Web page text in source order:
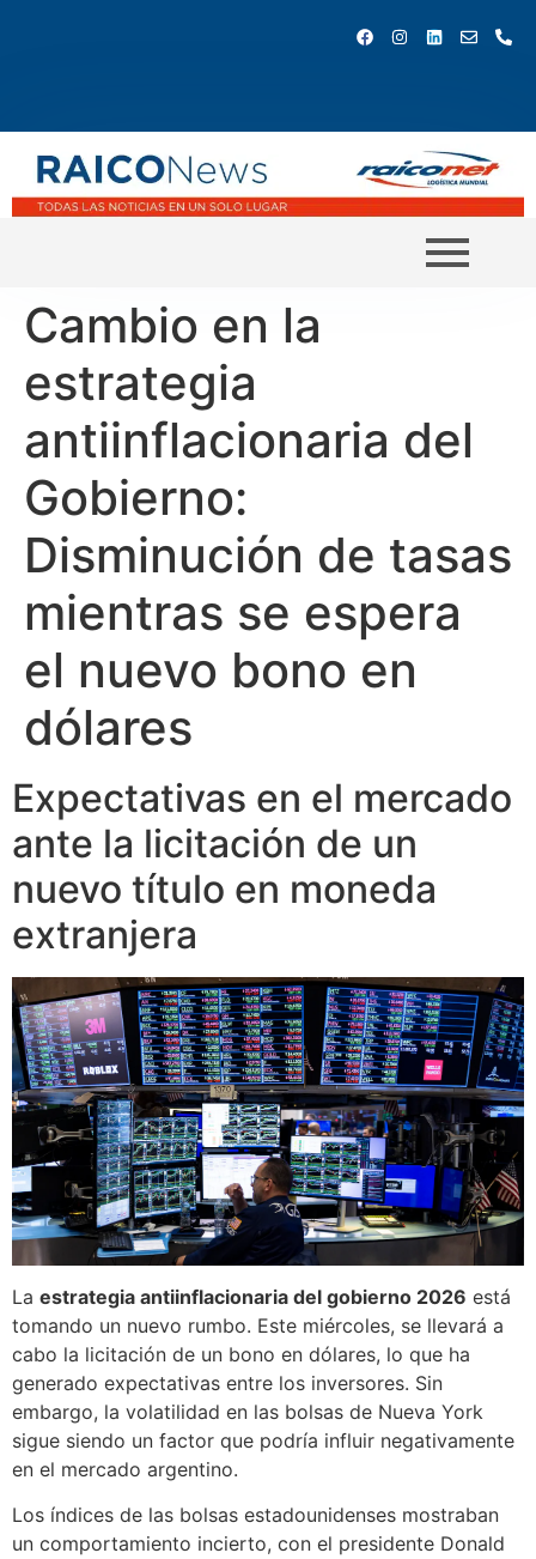
Cambio en la
estrategia
antiinflacionaria del
Gobierno:
Disminución de tasas
mientras se espera
el nuevo bono en
dólares
Expectativas en el mercado
ante la licitación de un
nuevo título en moneda
extranjera
La estrategia antiinflacionaria del gobierno 2026 está
tomando un nuevo rumbo. Este miércoles, se llevará a
cabo la licitación de un bono en dólares, lo que ha
generado expectativas entre los inversores. Sin
embargo, la volatilidad en las bolsas de Nueva York
sigue siendo un factor que podría influir negativamente
en el mercado argentino.
Los índices de las bolsas estadounidenses mostraban
un comportamiento incierto, con el presidente Donald